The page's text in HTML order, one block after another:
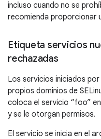
incluso cuando no se
recomienda proporcionar
Etiqueta servicios
rechazadas
Los servicios iniciados
propios dominios de
coloca el servicio “foo”
y se le otorgan permisos.
El servicio se inicia en el